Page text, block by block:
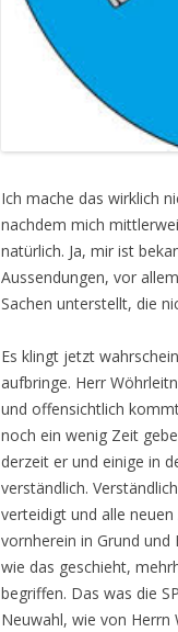
Ich mache das wirklich
nachdem mich
natürlich. Ja, mir ist
Aussendungen, vor
Sachen unterstellt, die
Es klingt jetzt
aufbringe. Herr
und offensichtlich
noch ein wenig Zeit
derzeit er und einige in
verständlich.
verteidigt und alle
vornherein in Grund
wie das geschieht,
begriffen. Das was die
Neuwahl, wie von